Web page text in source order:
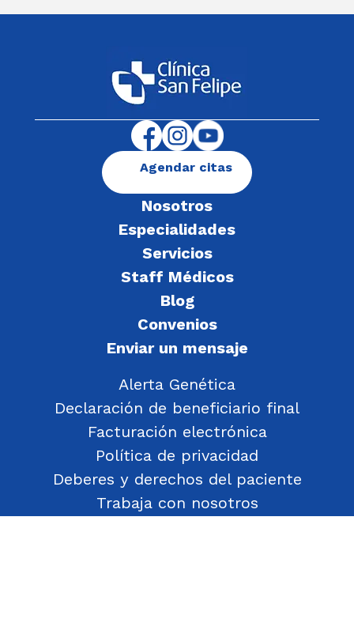
Nosotros
Especialidades
Servicios
Staff Médicos
Blog
Convenios
Enviar un mensaje
Alerta Genética
Declaración de beneficiario final
Facturación electrónica
Política de privacidad
Deberes y derechos del paciente
Trabaja con nosotros
Agendar citas